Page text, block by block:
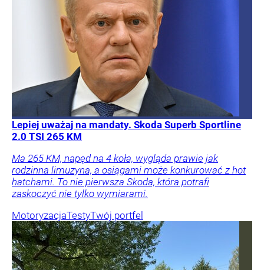
Lepiej uważaj na mandaty. Skoda Superb Sportline
2.0 TSI 265 KM
Ma 265 KM, napęd na 4 koła, wygląda prawie jak
rodzinna limuzyna, a osiągami może konkurować z hot
hatchami. To nie pierwsza Skoda, która potrafi
zaskoczyć nie tylko wymiarami.
MotoryzacjaTestyTwój portfel